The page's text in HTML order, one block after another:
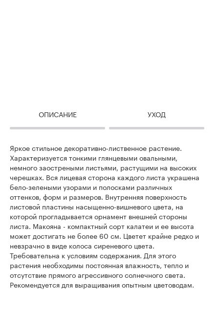
ОПИСАНИЕ УХОД
Яркое стильное декоративно-лиственное растение.
Характеризуется тонкими глянцевыми овальными,
немного заостреными листьями, растущими на высоких
черешках. Вся лицевая сторона каждого листа украшена
бело-зелеными узорами и полосками различных
оттенков, форм и размеров. Внутренняя поверхность
листовой пластины насыщенно-вишневого цвета, на
которой прогладывается орнамент внешней стороны
листа. Макояна - компактный сорт калатеи и ее высота
может достигать не более 60 см. Цветет крайне редко и
невзрачно в виде колоса сиреневого цвета.
Требовательна к условиям содержания. Для этого
растения необходимы постоянная влажность, тепло и
отсутствие прямого агрессивного солнечного света.
Рекомендуется для выращивания опытным цветоводам.